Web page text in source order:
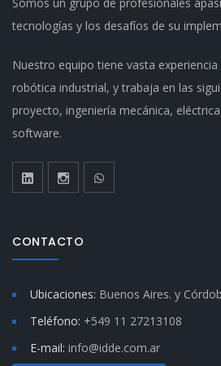
tecnologías y los desafíos de su
Nuestro equipo tiene vasta
robótica industrial, y trabaja en las
proyecto, ingeniería mecánica,
software.
CONTACTO
Ubicaciones: Buenos Aires. y
Teléfono: +549 11 27213108
E-mail: info@idde.com.ar